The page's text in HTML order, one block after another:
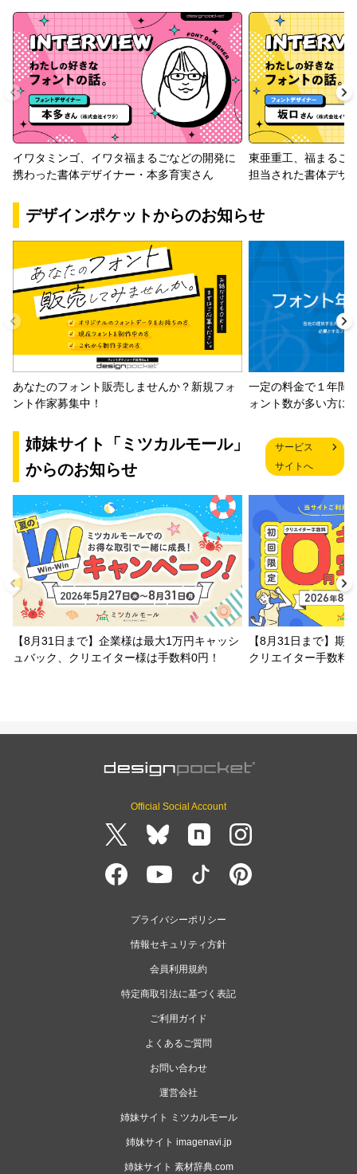
イワタミンゴ、イワタ福まるごなどの開発に
携わった書体デザイナー・本多育実さん
東亜重工、福まるご
担当された書体デザ
デザインポケットからのお知らせ
あなたのフォント販売しませんか？新規フォ
ント作家募集中！
一定の料金で１年間
ォント数が多い方に
姉妹サイト「ミツカルモール」
からのお知らせ
サービス
サイトへ
【8月31日まで】企業様は最大1万円キャッシ
ュバック、クリエイター様は手数料0円！
【8月31日まで】期
クリエイター手数料
Official Social Account
プライバシーポリシー
情報セキュリティ方針
会員利用規約
特定商取引法に基づく表記
ご利用ガイド
よくあるご質問
お問い合わせ
運営会社
姉妹サイト ミツカルモール
姉妹サイト imagenavi.jp
姉妹サイト 素材辞典.com